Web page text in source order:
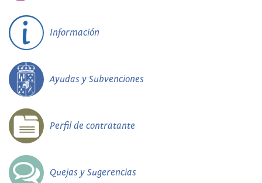
Información
Ayudas y Subvenciones
Perfil de contratante
Quejas y Sugerencias